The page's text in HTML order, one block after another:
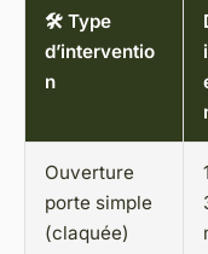
🛠️ Type
d’interventio
n
i
Ouverture
porte simple
(claquée)